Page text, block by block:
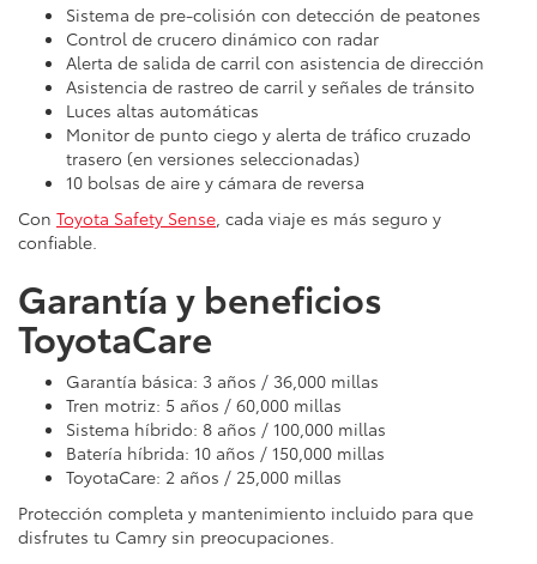
Sistema de pre-colisión con detección de peatones
Control de crucero dinámico con radar
Alerta de salida de carril con asistencia de dirección
Asistencia de rastreo de carril y señales de tránsito
Luces altas automáticas
Monitor de punto ciego y alerta de tráfico cruzado
trasero (en versiones seleccionadas)
10 bolsas de aire y cámara de reversa
Con Toyota Safety Sense , cada viaje es más seguro y
confiable.
Garantía y beneficios
ToyotaCare
Garantía básica: 3 años / 36,000 millas
Tren motriz: 5 años / 60,000 millas
Sistema híbrido: 8 años / 100,000 millas
Batería híbrida: 10 años / 150,000 millas
ToyotaCare: 2 años / 25,000 millas
Protección completa y mantenimiento incluido para que
disfrutes tu Camry sin preocupaciones.